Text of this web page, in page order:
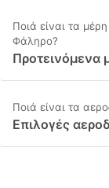
Ποιά είναι τα
Φάληρο?
Προτεινόμενα
Ποιά είναι τα
Επιλογές